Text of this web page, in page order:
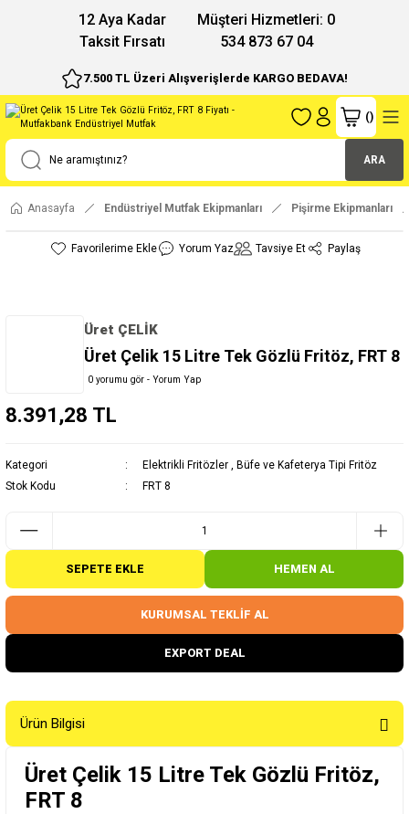
12 Aya Kadar
Taksit Fırsatı
Müşteri Hizmetleri: 0
534 873 67 04
7.500 TL Üzeri Alışverişlerde KARGO BEDAVA!
ARA
()
Anasayfa Endüstriyel Mutfak Ekipmanları Pişirme Ekipmanları
Yorum Yaz Tavsiye Et Paylaş
Üret ÇELİK
Üret Çelik 15 Litre Tek Gözlü Fritöz, FRT 8
0 yorumu gör - Yorum Yap
8.391,28 TL
Kategori Elektrikli Fritözler
Büfe ve Kafeterya Tipi Fritöz
Stok Kodu
FRT 8
SEPETE EKLE HEMEN AL
KURUMSAL TEKLİF AL
EXPORT DEAL
Ürün Bilgisi
Üret Çelik 15 Litre Tek Gözlü Fritöz,
FRT 8